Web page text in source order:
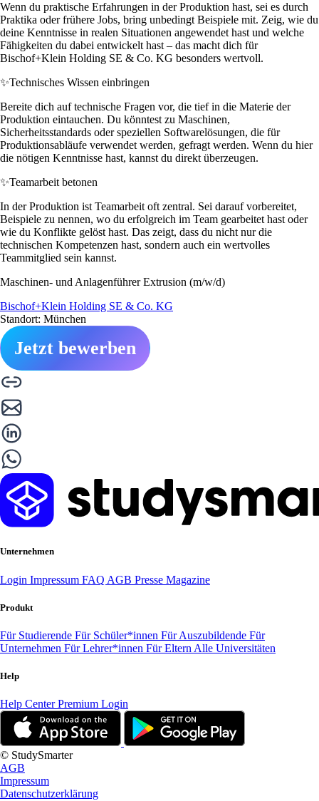
Wenn du praktische Erfahrungen in der Produktion hast, sei es durch
Praktika oder frühere Jobs, bring unbedingt Beispiele mit. Zeig, wie du
deine Kenntnisse in realen Situationen angewendet hast und welche
Fähigkeiten du dabei entwickelt hast – das macht dich für
Bischof+Klein Holding SE & Co. KG besonders wertvoll.
✨Technisches Wissen einbringen
Bereite dich auf technische Fragen vor, die tief in die Materie der
Produktion eintauchen. Du könntest zu Maschinen,
Sicherheitsstandards oder speziellen Softwarelösungen, die für
Produktionsabläufe verwendet werden, gefragt werden. Wenn du hier
die nötigen Kenntnisse hast, kannst du direkt überzeugen.
✨Teamarbeit betonen
In der Produktion ist Teamarbeit oft zentral. Sei darauf vorbereitet,
Beispiele zu nennen, wo du erfolgreich im Team gearbeitet hast oder
wie du Konflikte gelöst hast. Das zeigt, dass du nicht nur die
technischen Kompetenzen hast, sondern auch ein wertvolles
Teammitglied sein kannst.
Maschinen- und Anlagenführer Extrusion (m/w/d)
Bischof+Klein Holding SE & Co. KG
Standort: München
Jetzt bewerben
Unternehmen
Login Impressum FAQ AGB Presse Magazine
Produkt
Für Studierende Für Schüler*innen Für Auszubildende Für
Unternehmen Für Lehrer*innen Für Eltern Alle Universitäten
Help
Help CenterPremium Login
© StudySmarter
AGB
Impressum
Datenschutzerklärung